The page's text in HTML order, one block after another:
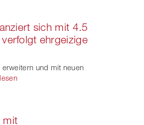
sich mit 4.5
ehrgeizige
und mit neuen
mit